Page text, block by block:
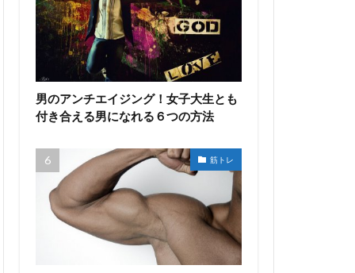
男のアンチエイジング！女子大生とも
付き合える男になれる６つの方法
筋トレ